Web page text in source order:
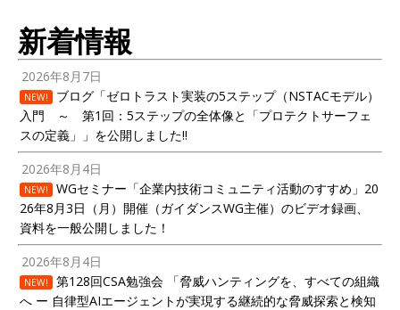
新着情報
2026年8月7日
NEW!
ブログ「ゼロトラスト実装の5ステップ（NSTACモデル）
入門 ～ 第1回：5ステップの全体像と「プロテクトサーフェ
スの定義」」を公開しました!!
2026年8月4日
NEW!
WGセミナー「企業内技術コミュニティ活動のすすめ」20
26年8月3日（月）開催（ガイダンスWG主催）のビデオ録画、
資料を一般公開しました！
2026年8月4日
NEW!
第128回CSA勉強会 「脅威ハンティングを、すべての組織
へ ー 自律型AIエージェントが実現する継続的な脅威探索と検知